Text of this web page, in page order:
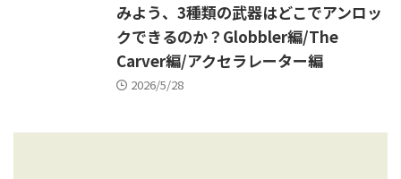
みよう、3種類の武器はどこでアンロッ
クできるのか？Globbler編/The
Carver編/アクセラレーター編
2026/5/28